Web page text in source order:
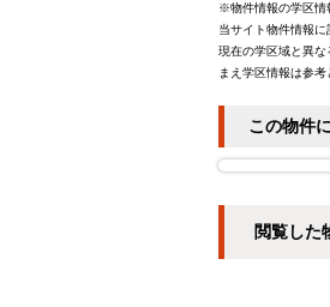
※物件情報の学区情
当サイト物件情報
現在の学区域と異
まえ学区情報は参考
この物件
閲覧した